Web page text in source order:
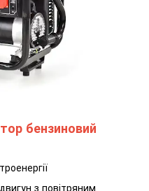
бензиновий
з повітряним